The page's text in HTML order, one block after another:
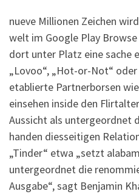
nueve Millionen Zeichen
welt im Google Play
dort unter Platz eine sache
„Lovoo“, „Hot-or-Not“
etablierte Partnerborsen
einsehen inside den
Aussicht als untergeordnet
handen diesseitigen
„Tinder“ etwa „setzt
untergeordnet die
Ausgabe“, sagt Benjamin